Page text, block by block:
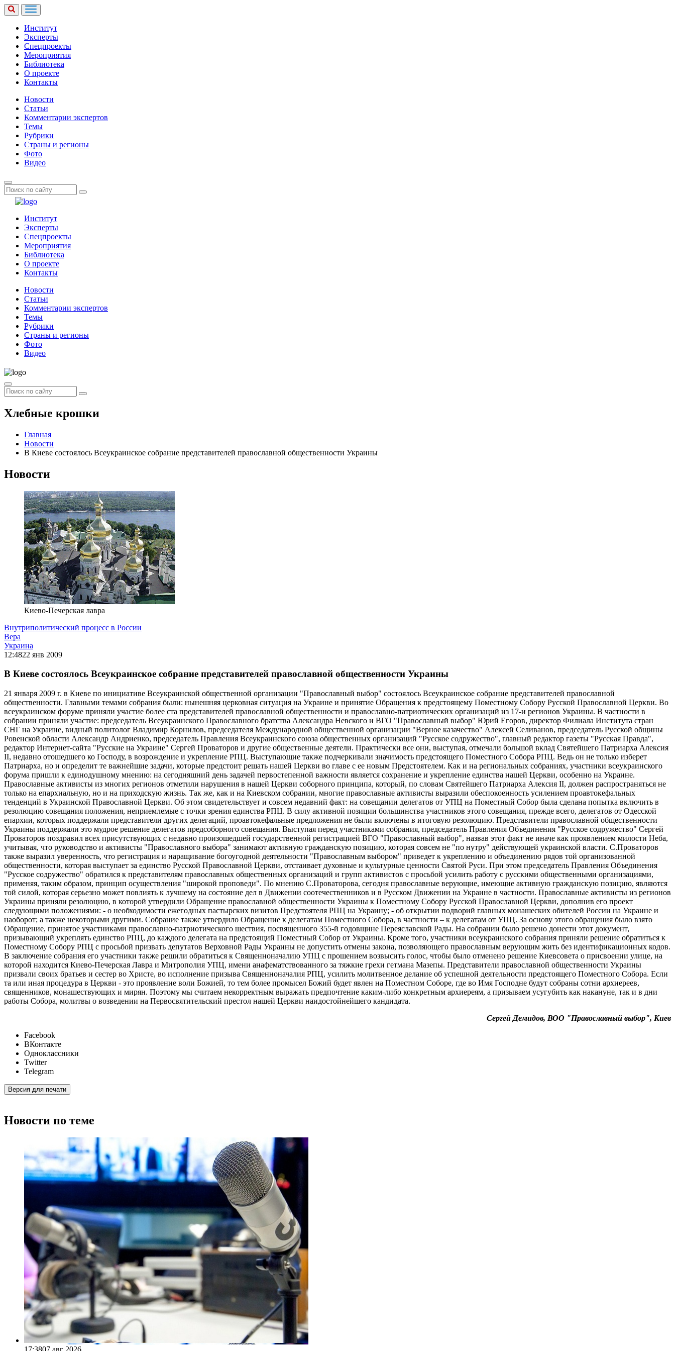
Институт
Эксперты
Спецпроекты
Мероприятия
Библиотека
О проекте
Контакты
Новости
Статьи
Комментарии экспертов
Темы
Рубрики
Страны и регионы
Фото
Видео
Институт
Эксперты
Спецпроекты
Мероприятия
Библиотека
О проекте
Контакты
Новости
Статьи
Комментарии экспертов
Темы
Рубрики
Страны и регионы
Фото
Видео
Хлебные крошки
Главная
Новости
В Киеве состоялось Всеукраинское собрание представителей православной общественности Украины
Новости
Киево-Печерская лавра
Внутриполитический процесс в России
Вера
Украина
12:4822 янв 2009
В Киеве состоялось Всеукраинское собрание представителей православной общественности Украины
21 января 2009 г. в Киеве по инициативе Всеукраинской общественной организации "Православный выбор" состоялось Всеукраинское собрание представителей православной
общественности. Главными темами собрания были: нынешняя церковная ситуация на Украине и принятие Обращения к предстоящему Поместному Собору Русской Православной Церкви. Во
всеукраинском форуме приняли участие более ста представителей православной общественности и православно-патриотических организаций из 17-и регионов Украины. В частности в
собрании приняли участие: председатель Всеукраинского Православного братства Александра Невского и ВГО "Православный выбор" Юрий Егоров, директор Филиала Института стран
СНГ на Украине, видный политолог Владимир Корнилов, председателя Международной общественной организации "Верное казачество" Алексей Селиванов, председатель Русской общины
Ровенской области Александр Андриенко, председатель Правления Всеукраинского союза общественных организаций "Русское содружество", главный редактор газеты "Русская Правда",
редактор Интернет-сайта "Русские на Украине" Сергей Проваторов и другие общественные деятели. Практически все они, выступая, отмечали большой вклад Святейшего Патриарха Алексия
II, недавно отошедшего ко Господу, в возрождение и укрепление РПЦ. Выступающие также подчеркивали значимость предстоящего Поместного Собора РПЦ. Ведь он не только изберет
Патриарха, но и определит те важнейшие задачи, которые предстоит решать нашей Церкви во главе с ее новым Предстоятелем. Как и на региональных собраниях, участники всеукраинского
форума пришли к единодушному мнению: на сегодняшний день задачей первостепенной важности является сохранение и укрепление единства нашей Церкви, особенно на Украине.
Православные активисты из многих регионов отметили нарушения в нашей Церкви соборного принципа, который, по словам Святейшего Патриарха Алексия II, должен распространяться не
только на епархиальную, но и на приходскую жизнь. Так же, как и на Киевском собрании, многие православные активисты выразили обеспокоенность усилением проавтокефальных
тенденций в Украинской Православной Церкви. Об этом свидетельствует и совсем недавний факт: на совещании делегатов от УПЦ на Поместный Собор была сделана попытка включить в
резолюцию совещания положения, неприемлемые с точки зрения единства РПЦ. В силу активной позиции большинства участников этого совещания, прежде всего, делегатов от Одесской
епархии, которых поддержали представители других делегаций, проавтокефальные предложения не были включены в итоговую резолюцию. Представители православной общественности
Украины поддержали это мудрое решение делегатов предсоборного совещания. Выступая перед участниками собрания, председатель Правления Объединения "Русское содружество" Сергей
Проваторов поздравил всех присутствующих с недавно произошедшей государственной регистрацией ВГО "Православный выбор", назвав этот факт не иначе как проявлением милости Неба,
учитывая, что руководство и активисты "Православного выбора" занимают активную гражданскую позицию, которая совсем не "по нутру" действующей украинской власти. С.Проваторов
также выразил уверенность, что регистрация и наращивание богоугодной деятельности "Православным выбором" приведет к укреплению и объединению рядов той организованной
общественности, которая выступает за единство Русской Православной Церкви, отстаивает духовные и культурные ценности Святой Руси. При этом председатель Правления Объединения
"Русское содружество" обратился к представителям православных общественных организаций и групп активистов с просьбой усилить работу с русскими общественными организациями,
применяя, таким образом, принцип осуществления "широкой проповеди". По мнению С.Проваторова, сегодня православные верующие, имеющие активную гражданскую позицию, являются
той силой, которая серьезно может повлиять к лучшему на состояние дел в Движении соотечественников и в Русском Движении на Украине в частности. Православные активисты из регионов
Украины приняли резолюцию, в которой утвердили Обращение православной общественности Украины к Поместному Собору Русской Православной Церкви, дополнив его проект
следующими положениями: - о необходимости ежегодных пастырских визитов Предстоятеля РПЦ на Украину; - об открытии подворий главных монашеских обителей России на Украине и
наоборот; а также некоторыми другими. Собрание также утвердило Обращение к делегатам Поместного Собора, в частности – к делегатам от УПЦ. За основу этого обращения было взято
Обращение, принятое участниками православно-патриотического шествия, посвященного 355-й годовщине Переяславской Рады. На собрании было решено донести этот документ,
призывающий укреплять единство РПЦ, до каждого делегата на предстоящий Поместный Собор от Украины. Кроме того, участники всеукраинского собрания приняли решение обратиться к
Поместному Собору РПЦ с просьбой призвать депутатов Верховной Рады Украины не допустить отмены закона, позволяющего православным верующим жить без идентификационных кодов.
В заключение собрания его участники также решили обратиться к Священноначалию УПЦ с прошением возвысить голос, чтобы было отменено решение Киевсовета о присвоении улице, на
которой находится Киево-Печерская Лавра и Митрополия УПЦ, имени анафематствованного за тяжкие грехи гетмана Мазепы. Представители православной общественности Украины
призвали своих братьев и сестер во Христе, во исполнение призыва Священноначалия РПЦ, усилить молитвенное делание об успешной деятельности предстоящего Поместного Собора. Если
та или иная процедура в Церкви - это проявление воли Божией, то тем более промысел Божий будет явлен на Поместном Соборе, где во Имя Господне будут собраны сотни архиереев,
священников, монашествующих и мирян. Поэтому мы считаем некорректным выражать предпочтение каким-либо конкретным архиереям, а призываем усугубить как накануне, так и в дни
работы Собора, молитвы о возведении на Первосвятительский престол нашей Церкви наидостойнейшего кандидата.
Сергей Демидов, ВОО "Православный выбор", Киев
Facebook
ВКонтакте
Одноклассники
Twitter
Telegram
Версия для печати
Новости по теме
17:3807 авг 2026